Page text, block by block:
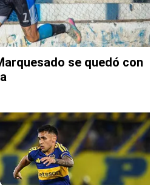
se quedó con